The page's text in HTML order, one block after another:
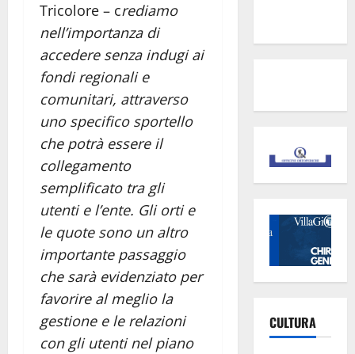
Tricolore – crediamo
nell’importanza di
accedere senza indugi ai
fondi regionali e
comunitari, attraverso
uno specifico sportello
che potrà essere il
collegamento
semplificato tra gli
utenti e l’ente. Gli orti e
le quote sono un altro
importante passaggio
che sarà evidenziato per
favorire al meglio la
gestione e le relazioni
con gli utenti nel piano
CULTURA